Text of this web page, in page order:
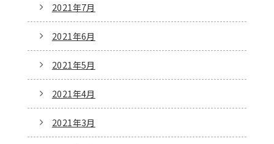
2021年7月
2021年6月
2021年5月
2021年4月
2021年3月